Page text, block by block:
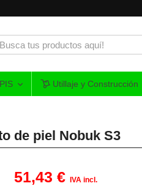
Utillaje y Construcción
de piel Nobuk S3
51,43 €IVA incl.